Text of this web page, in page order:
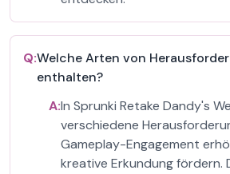
Q:Welche Arten von
enthalten?
A:In Sprunki Retake Dandy's
verschiedene
Gameplay-Engagement
kreative Erkundung fördern.